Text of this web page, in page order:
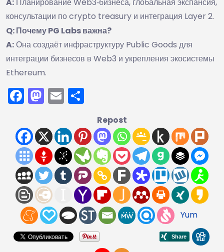
консультации по crypto treasury и интеграция Layer 2.
Q: Почему PG Labs важна?
A:Она создаёт инфраструктуру Public Goods для
интеграции бизнесов в Web3 и укрепления экосистемы
Ethereum.
Facebook
Mastodon
Email
Repost
Yum